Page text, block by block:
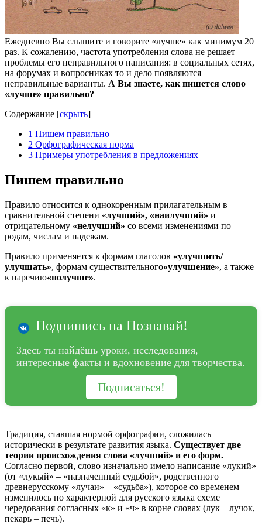
Ежедневно Вы слышите и говорите «лучше» как минимум 20
раз. К сожалению, частота употребления слова не решает
проблемы его неправильного написания: в социальных сетях,
на форумах и вопросниках то и дело появляются
неправильные варианты. А Вы знаете, как пишется слово
«лучше» правильно?
Содержание [скрыть]
1 Пишем правильно
2 Орфографическая норма
3 Примеры употребления в предложениях
Пишем правильно
Правило относится к однокоренным прилагательным в
сравнительной степени «лучший», «наилучший» и
отрицательному «нелучший» со всеми изменениями по
родам, числам и падежам.
Правило применяется к формам глаголов «улучшить/
улучшать», формам существительного«улучшение», а также
к наречию«получше».
Подпишись на Познавай!
Здесь ты найдёшь уроки, исследования,
интересные факты и вдохновение для творчества.
Подписаться!
Традиция, ставшая нормой орфографии, сложилась
исторически в результате развития языка. Существует две
теории происхождения слова «лучший» и его форм.
Согласно первой, слово изначально имело написание «лукий»
(от «лукый» – «назначенный судьбой», родственного
древнерусскому «лучаи» – «судьба»), которое со временем
изменилось по характерной для русского языка схеме
чередования согласных «к» и «ч» в корне словах (лук – лучок,
пекарь – печь).